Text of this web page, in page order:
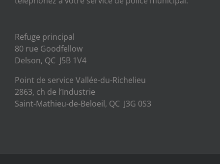
Refuge principal
80 rue Goodfellow
Delson, QC J5B 1V4
Point de service Vallée-du-Richelieu
2863, ch de l’Industrie
Saint-Mathieu-de-Beloeil, QC J3G 0S3